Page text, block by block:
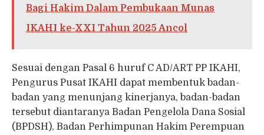
Bagi Hakim Dalam Pembukaan Munas
IKAHI ke-XXI Tahun 2025 Ancol
Sesuai dengan Pasal 6 huruf C AD/ART PP IKAHI,
Pengurus Pusat IKAHI dapat membentuk badan-
badan yang menunjang kinerjanya, badan-badan
tersebut diantaranya Badan Pengelola Dana Sosial
(BPDSH), Badan Perhimpunan Hakim Perempuan